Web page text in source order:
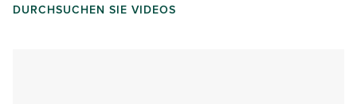
DURCHSUCHEN SIE VIDEOS